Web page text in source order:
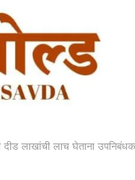
लाखांची लाच घेताना